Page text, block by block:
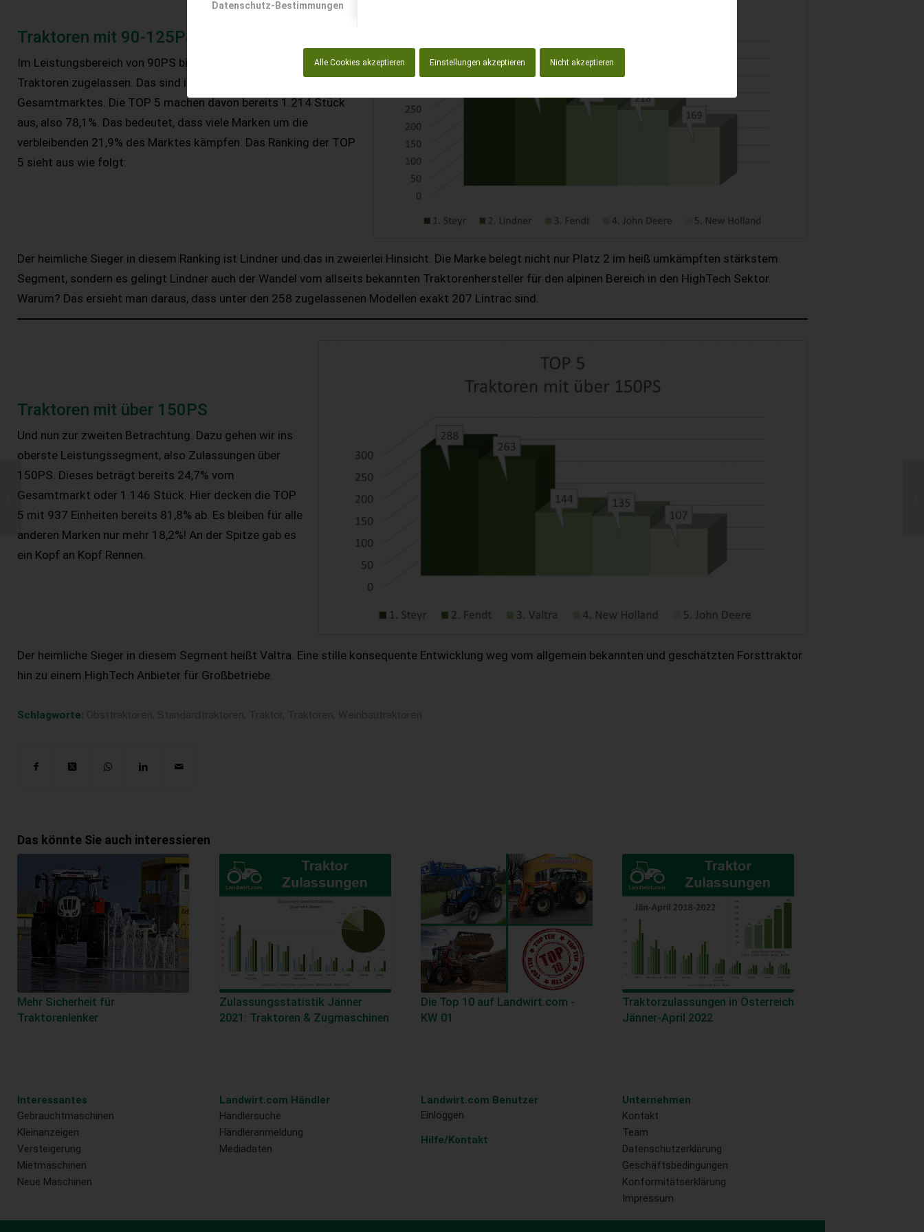
Datenschutz-Bestimmungen
Alle Cookies akzeptieren Einstellungen akzeptieren Nicht akzeptieren
Traktoren mit 90-125PS
Im Leistungsbereich von 90PS bis 125PS wurden 1.555
Traktoren zugelassen. Das sind immerhin 33,6% des
Gesamtmarktes. Die TOP 5 machen davon bereits 1.214 Stück
aus, also 78,1%. Das bedeutet, dass viele Marken um die
verbleibenden 21,9% des Marktes kämpfen. Das Ranking der TOP
5 sieht aus wie folgt:
Der heimliche Sieger in diesem Ranking ist Lindner und das in zweierlei Hinsicht. Die Marke belegt nicht nur Platz 2 im heiß umkämpften stärkstem
Segment, sondern es gelingt Lindner auch der Wandel vom allseits bekannten Traktorenhersteller für den alpinen Bereich in den HighTech Sektor.
Warum? Das ersieht man daraus, dass unter den 258 zugelassenen Modellen exakt 207 Lintrac sind.
Traktoren mit über 150PS
Und nun zur zweiten Betrachtung. Dazu gehen wir ins
oberste Leistungssegment, also Zulassungen über
150PS. Dieses beträgt bereits 24,7% vom
Gesamtmarkt oder 1.146 Stück. Hier decken die TOP
5 mit 937 Einheiten bereits 81,8% ab. Es bleiben für alle
anderen Marken nur mehr 18,2%! An der Spitze gab es
ein Kopf an Kopf Rennen.
Der heimliche Sieger in diesem Segment heißt Valtra. Eine stille konsequente Entwicklung weg vom allgemein bekannten und geschätzten Forsttraktor
hin zu einem HighTech Anbieter für Großbetriebe.
Schlagworte:
Das könnte Sie auch interessieren
Mehr Sicherheit für
Traktorenlenker
Zulassungsstatistik Jänner
2021: Traktoren & Zugmaschinen
Die Top 10 auf Landwirt.com -
KW 01
Traktorzulassungen in Österreich
Jänner-April 2022
Interessantes
Gebrauchtmaschinen
Kleinanzeigen
Versteigerung
Mietmaschinen
Neue Maschinen
Landwirt.com Händler
Händlersuche
Händleranmeldung
Mediadaten
Landwirt.com Benutzer
Einloggen
Hilfe/Kontakt
Unternehmen
Kontakt
Team
Datenschutzerklärung
Geschäftsbedingungen
Konformitätserklärung
Impressum
BIO AUSTRIA:
Nachfrage nach Bio-
hoch wie nie zuvor